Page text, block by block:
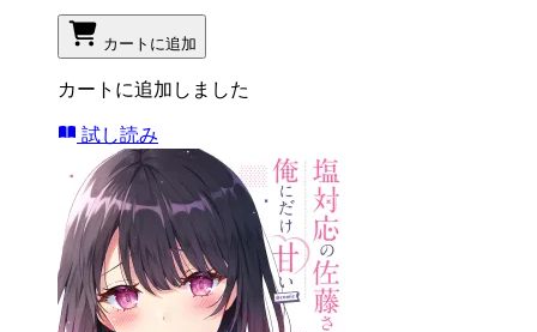
カートに追加
カートに追加しました
試し読み